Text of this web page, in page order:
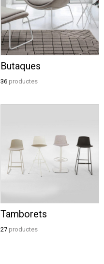
Butaques
36 productes
Tamborets
27 productes